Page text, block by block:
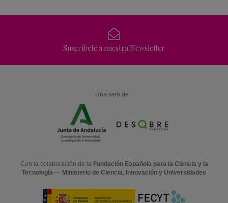
Suscríbete a nuestra Newsletter
Una web de:
Con la colaboración de la Fundación Española para la Ciencia y la
Tecnología — Ministerio de Ciencia, Innovación y Universidades